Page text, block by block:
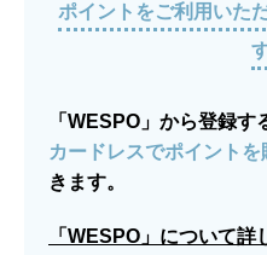
ポイントをご利用いた
「WESPO」から登録す
カードレスでポイント
きます。
「WESPO」について詳